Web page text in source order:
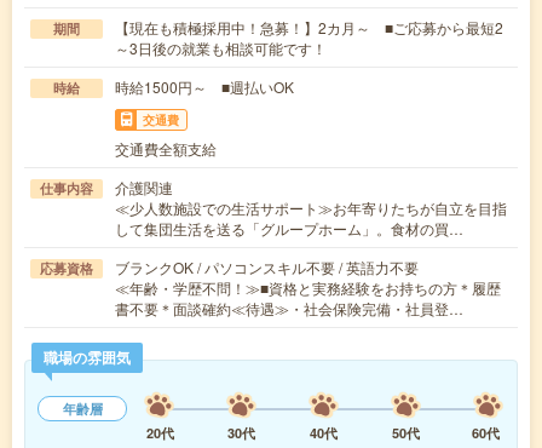
期間
【現在も積極採用中！急募！】2カ月～ ■ご応募から最短2
～3日後の就業も相談可能です！
時給 時給1500円～ ■週払いOK
交通費
交通費全額支給
仕事内容
介護関連
≪少人数施設での生活サポート≫お年寄りたちが自立を目指
して集団生活を送る「グループホーム」。食材の買…
応募資格
ブランクOK / パソコンスキル不要 / 英語力不要
≪年齢・学歴不問！≫■資格と実務経験をお持ちの方＊履歴
書不要＊面談確約≪待遇≫・社会保険完備・社員登…
職場の雰囲気
年齢層
20代
30代 40代 50代
60代